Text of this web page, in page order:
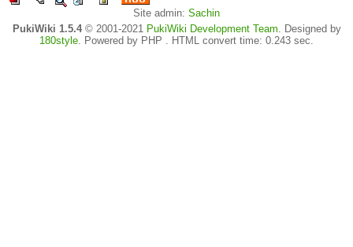
Site admin: Sachin
PukiWiki 1.5.4© 2001-2021 PukiWiki Development Team. Designed by
180style. Powered by PHP . HTML convert time: 0.243 sec.